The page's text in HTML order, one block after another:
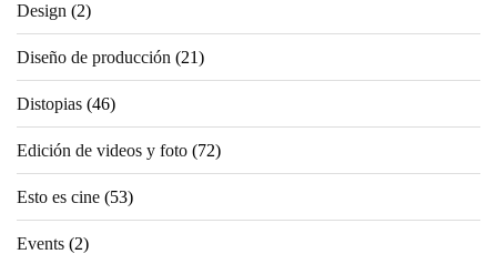
Design (2)
Diseño de producción (21)
Distopias (46)
Edición de videos y foto (72)
Esto es cine (53)
Events (2)